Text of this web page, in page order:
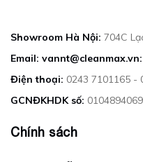
Showroom Hà Nội: 704C
Email: vannt@cleanmax.vn:
Điện thoại: 0243 7101165 -
GCNĐKHDK số: 0104894069
Chính sách